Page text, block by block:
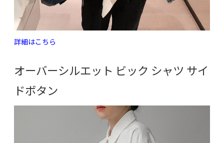
詳細はこちら
オーバーシルエット ビック シャツ サイ
ドボタン